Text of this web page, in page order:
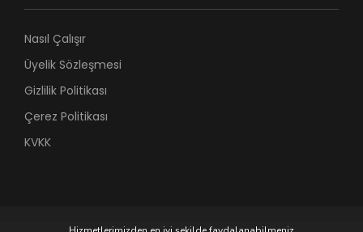
Nasıl Çalışır
Üyelik Sözleşmesi
Gizlilik Politikası
Çerez Politikası
KVKK